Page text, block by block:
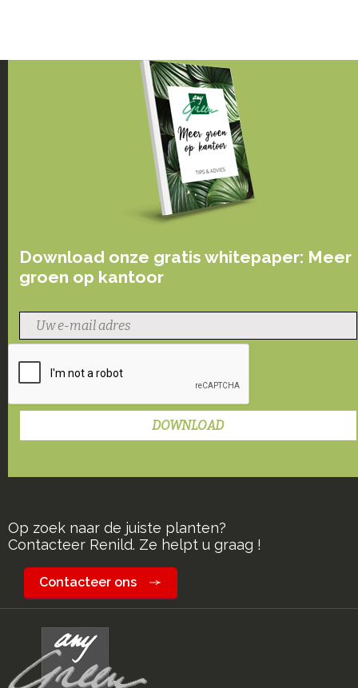
Download onze gratis whitepaper: Meer
groen op kantoor
Op zoek naar de juiste planten?
Contacteer Renild. Ze helpt u graag !
Contacteer ons